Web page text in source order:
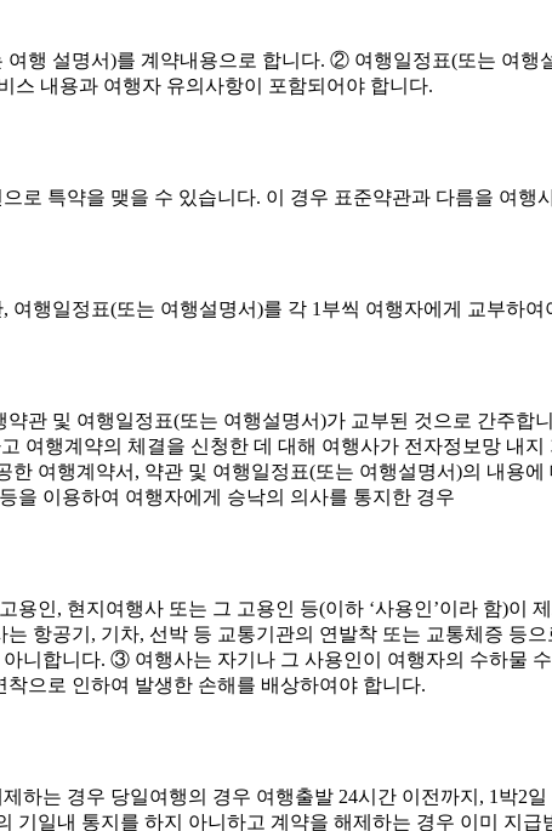
행 설명서)를 계약내용으로 합니다. ② 여행일정표(또는 여행
스 내용과 여행자 유의사항이 포함되어야 합니다.
로 특약을 맺을 수 있습니다. 이 경우 표준약관과 다름을 여행
행일정표(또는 여행설명서)를 각 1부씩 여행자에게 교부하여
관 및 여행일정표(또는 여행설명서)가 교부된 것으로 간주합
여행계약의 체결을 신청한 데 대해 여행사가 전자정보망 내
여행계약서, 약관 및 여행일정표(또는 여행설명서)의 내용
을 이용하여 여행자에게 승낙의 의사를 통지한 경우
인, 현지여행사 또는 그 고용인 등(이하 ‘사용인’이라 함)이
항공기, 기차, 선박 등 교통기관의 연발착 또는 교통체증 등
니합니다. ③ 여행사는 자기나 그 사용인이 여행자의 수하물
으로 인하여 발생한 손해를 배상하여야 합니다.
는 경우 당일여행의 경우 여행출발 24시간 이전까지, 1박2
일내 통지를 하지 아니하고 계약을 해제하는 경우 이미 지급